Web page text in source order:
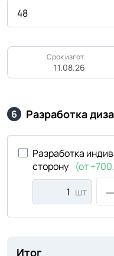
Срок изгот.
11.08.26
6 Разработка
Разработка
сторону (от
шт
Итог